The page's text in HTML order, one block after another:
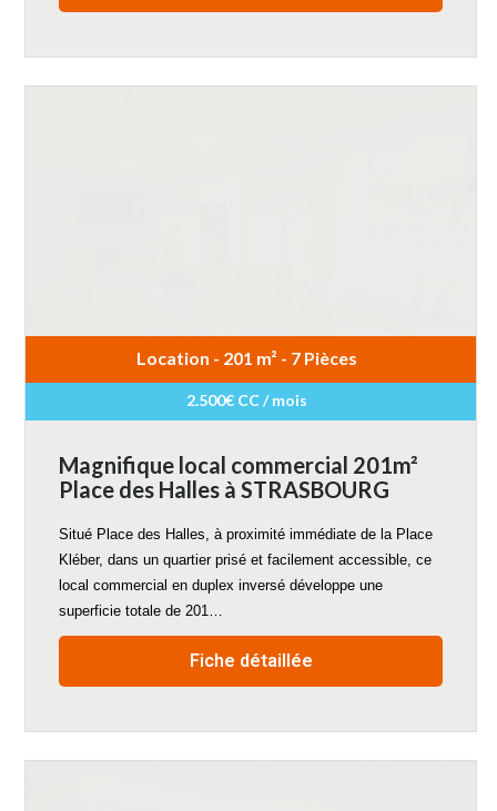
Location - 201 m² - 7 Pièces
2.500€ CC / mois
Magnifique local commercial 201m²
Place des Halles à STRASBOURG
Situé Place des Halles, à proximité immédiate de la Place
Kléber, dans un quartier prisé et facilement accessible, ce
local commercial en duplex inversé développe une
superficie totale de 201…
Fiche détaillée